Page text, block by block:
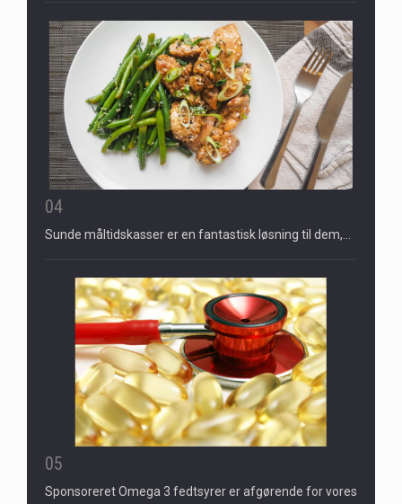
04
Sunde måltidskasser er en fantastisk løsning til dem,…
05
Sponsoreret Omega 3 fedtsyrer er afgørende for vores